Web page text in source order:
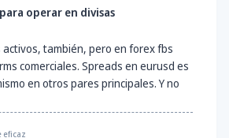
operar en divisas
también, pero en forex fbs
comerciales. Spreads en eurusd es
en otros pares principales. Y no
eficaz